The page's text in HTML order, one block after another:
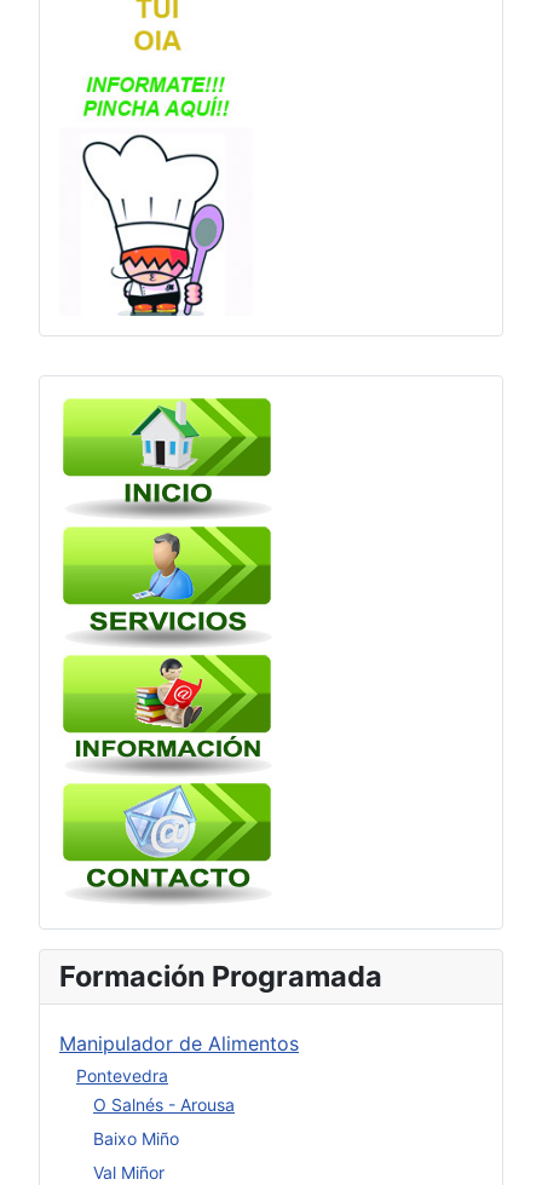
Formación Programada
Manipulador de Alimentos
Pontevedra
O Salnés - Arousa
Baixo Miño
Val Miñor